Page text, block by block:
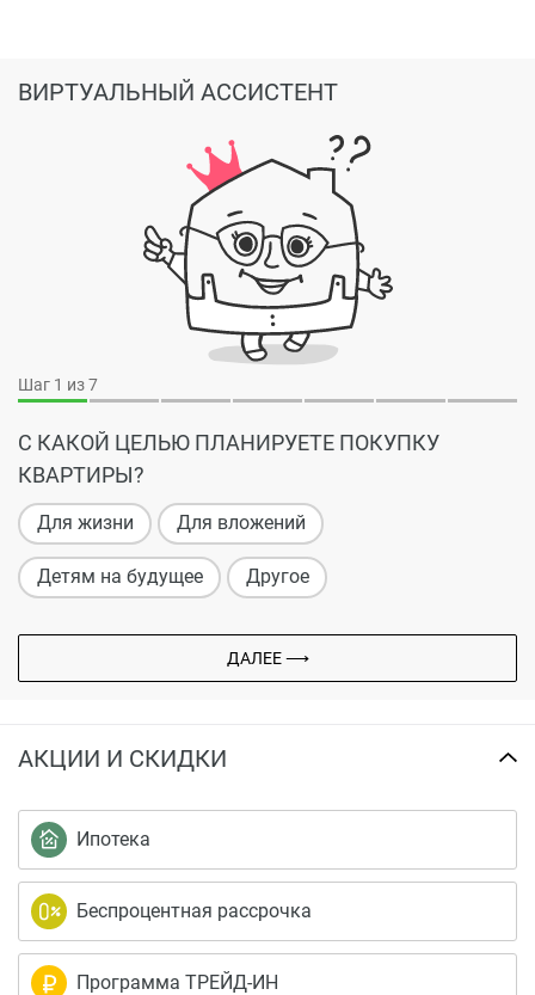
Шаг 1 из 7
С КАКОЙ ЦЕЛЬЮ ПЛАНИРУЕТЕ ПОКУПКУ
КВАРТИРЫ?
Для жизни Для вложений
Детям на будущее Другое
ДАЛЕЕ ⟶
ВИРТУАЛЬНЫЙ АССИСТЕНТ
АКЦИИ И СКИДКИ
Ипотека
Беспроцентная рассрочка
Программа ТРЕЙД-ИН